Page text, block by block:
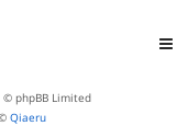
phpBB Limited
Qiaeru